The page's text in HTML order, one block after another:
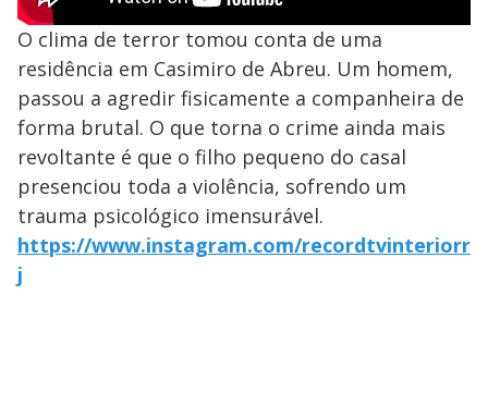
O clima de terror tomou conta de uma
residência em Casimiro de Abreu. Um homem,
passou a agredir fisicamente a companheira de
forma brutal. O que torna o crime ainda mais
revoltante é que o filho pequeno do casal
presenciou toda a violência, sofrendo um
trauma psicológico imensurável.
https://www.instagram.com/recordtvinteriorr
j